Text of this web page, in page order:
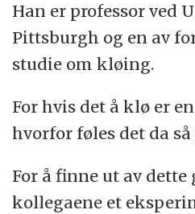
Han er professor ved
Pittsburgh og en av
studie om kløing.
For hvis det å klø er
hvorfor føles det da så
For å finne ut av dette
kollegaene et